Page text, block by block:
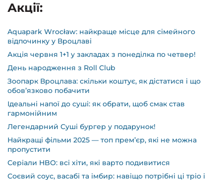
Акції:
Aquapark Wrocław: найкраще місце для сімейного
відпочинку у Вроцлаві
Акція червня 1+1 у закладах з понеділка по четвер!
День народження з Roll Club
Зоопарк Вроцлава: скільки коштує, як дістатися і що
обов’язково побачити
Ідеальні напої до суші: як обрати, щоб смак став
гармонійним
Легендарний Суші бургер у подарунок!
Найкращі фільми 2025 — топ прем’єр, які не можна
пропустити
Серіали HBO: всі хіти, які варто подивитися
Соєвий соус, васабі та імбир: навіщо потрібні ці тріо і